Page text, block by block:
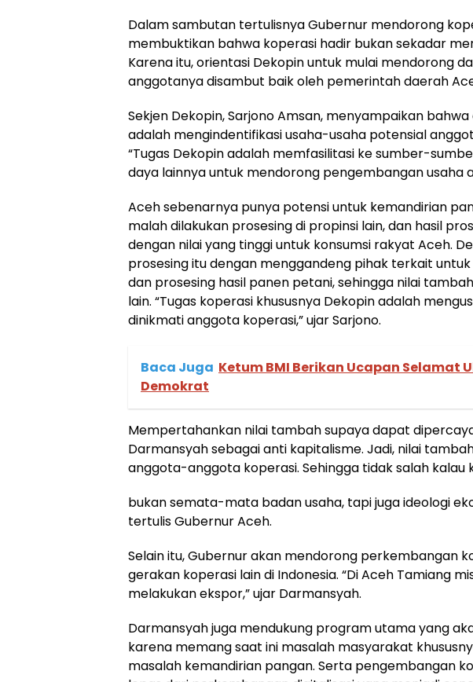
Dalam sambutan tertulisnya Gubernur mendorong
membuktikan bahwa koperasi hadir bukan sekadar
Karena itu, orientasi Dekopin untuk mulai mendorong
anggotanya disambut baik oleh pemerintah daerah
Sekjen Dekopin, Sarjono Amsan, menyampaikan
adalah mengindentifikasi usaha-usaha potensial
“Tugas Dekopin adalah memfasilitasi ke sumber-
daya lainnya untuk mendorong pengembangan usaha
Aceh sebenarnya punya potensi untuk kemandirian
malah dilakukan prosesing di propinsi lain, dan hasil
dengan nilai yang tinggi untuk konsumsi rakyat Aceh.
prosesing itu dengan menggandeng pihak terkait
dan prosesing hasil panen petani, sehingga nilai
lain. “Tugas koperasi khususnya Dekopin adalah
dinikmati anggota koperasi,” ujar Sarjono.
Baca Juga Ketum BMI Berikan Ucapan Selamat
Demokrat
Mempertahankan nilai tambah supaya dapat
Darmansyah sebagai anti kapitalisme. Jadi, nilai
anggota-anggota koperasi. Sehingga tidak salah kalau
bukan semata-mata badan usaha, tapi juga ideologi
tertulis Gubernur Aceh.
Selain itu, Gubernur akan mendorong perkembangan
gerakan koperasi lain di Indonesia. “Di Aceh Tamiang
melakukan ekspor,” ujar Darmansyah.
Darmansyah juga mendukung program utama yang
karena memang saat ini masalah masyarakat
masalah kemandirian pangan. Serta pengembangan